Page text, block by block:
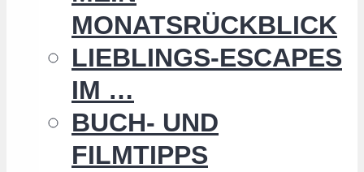
MONATSRÜCKBLICK
LIEBLINGS-ESCAPES
IM …
BUCH- UND
FILMTIPPS